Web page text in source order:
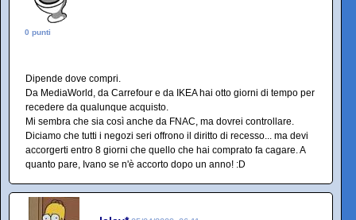
0 punti
Dipende dove compri.
Da MediaWorld, da Carrefour e da IKEA hai otto giorni di tempo per
recedere da qualunque acquisto.
Mi sembra che sia così anche da FNAC, ma dovrei controllare.
Diciamo che tutti i negozi seri offrono il diritto di recesso... ma devi
accorgerti entro 8 giorni che quello che hai comprato fa cagare. A
quanto pare, Ivano se n'è accorto dopo un anno! :D